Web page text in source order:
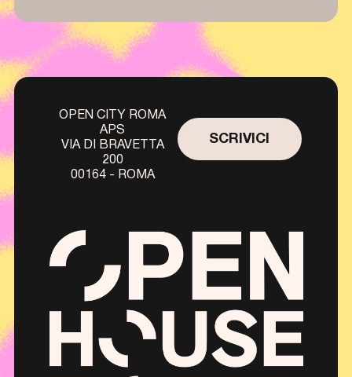
OPEN CITY ROMA
APS
VIA DI BRAVETTA
200
00164 - ROMA
SCRIVICI